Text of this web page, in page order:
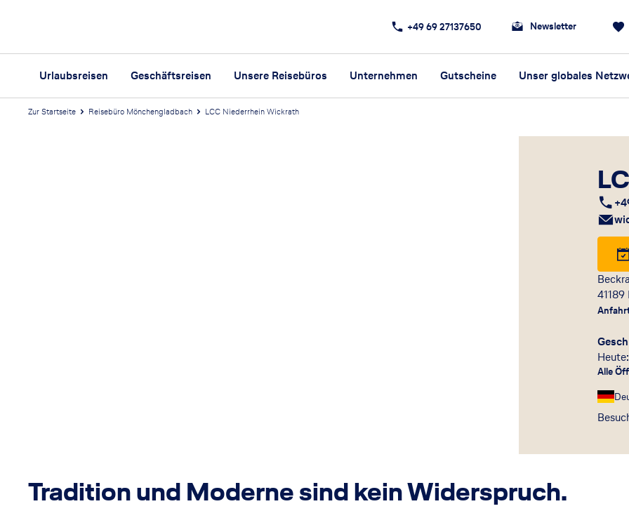
+49 69 27137650 Newsletter
Urlaubsreisen Geschäftsreisen Unsere Reisebüros Unternehmen Gutscheine Unser globales
Zur Startseite Reisebüro Mönchengladbach LCC Niederrhein Wickrath
41189
Alle
Tradition und Moderne sind kein Widerspruch.